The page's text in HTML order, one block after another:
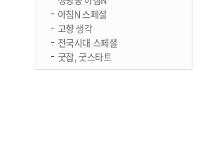
아침N 스페셜
고향 생각
전국시대 스페셜
굿잡, 굿스타트